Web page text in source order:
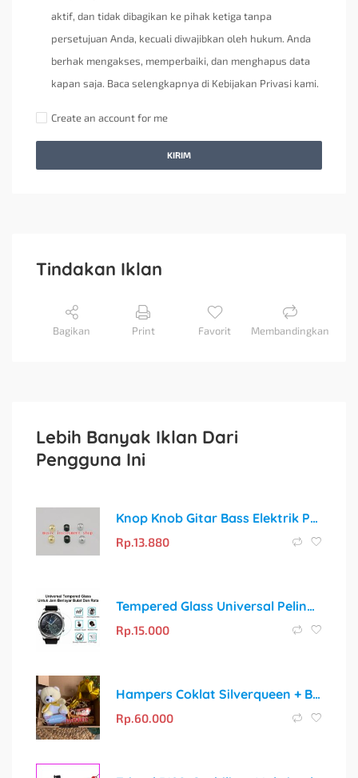
aktif, dan tidak dibagikan ke pihak ketiga tanpa
persetujuan Anda, kecuali diwajibkan oleh hukum. Anda
berhak mengakses, memperbaiki, dan menghapus data
kapan saja. Baca selengkapnya di Kebijakan Privasi kami.
Create an account for me
KIRIM
Tindakan Iklan
Bagikan Print Favorit Membandingkan
Lebih Banyak Iklan Dari
Pengguna Ini
Knop Knob Gitar Bass Elektrik Premium
Rp.13.880
Tempered Glass Universal Pelindung Layar Smartwatch Bulat Anti Gores
Rp.15.000
Hampers Coklat Silverqueen + Boneka/Botol untuk Setiap Momen Spesial
Rp.60.000